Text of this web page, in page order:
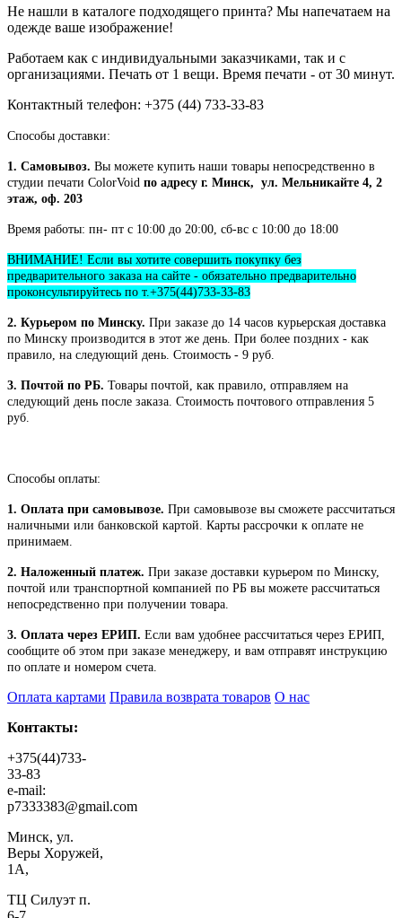
Не нашли в каталоге подходящего принта? Мы напечатаем на
одежде ваше изображение!
Работаем как с индивидуальными заказчиками, так и с
организациями. Печать от 1 вещи. Время печати - от 30 минут.
Контактный телефон: +375 (44) 733-33-83
Способы доставки:
1. Самовывоз. Вы можете купить наши товары непосредственно в
студии печати ColorVoid по адресу г. Минск, ул. Мельникайте 4, 2
этаж, оф. 203
Время работы: пн- пт с 10:00 до 20:00, сб-вс с 10:00 до 18:00
ВНИМАНИЕ! Если вы хотите совершить покупку без
предварительного заказа на сайте - обязательно предварительно
проконсультируйтесь по т.+375(44)733-33-83
2. Курьером по Минску. При заказе до 14 часов курьерская доставка
по Минску производится в этот же день. При более поздних - как
правило, на следующий день. Стоимость - 9 руб.
3. Почтой по РБ. Товары почтой, как правило, отправляем на
следующий день после заказа. Стоимость почтового отправления 5
руб.
Способы оплаты:
1. Оплата при самовывозе. При самовывозе вы сможете рассчитаться
наличными или банковской картой. Карты рассрочки к оплате не
принимаем.
2. Наложенный платеж. При заказе доставки курьером по Минску,
почтой или транспортной компанией по РБ вы можете рассчитаться
непосредственно при получении товара.
3. Оплата через ЕРИП. Если вам удобнее рассчитаться через ЕРИП,
сообщите об этом при заказе менеджеру, и вам отправят инструкцию
по оплате и номером счета.
Оплата картами Правила возврата товаров О нас
Контакты:
+375(44)733-
33-83
e-mail:
p7333383@gmail.com
Минск, ул.
Веры Хоружей,
1А,
ТЦ Силуэт п.